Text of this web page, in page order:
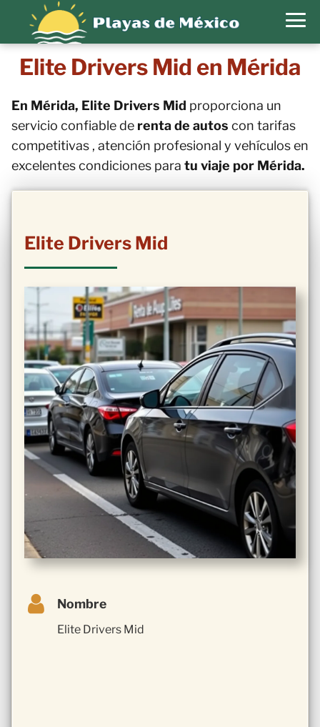
Elite Drivers Mid en Mérida
En Mérida, Elite Drivers Mid proporciona un
servicio confiable de renta de autos con tarifas
competitivas , atención profesional y vehículos en
excelentes condiciones para tu viaje por Mérida.
Elite Drivers Mid
Nombre
Elite Drivers Mid